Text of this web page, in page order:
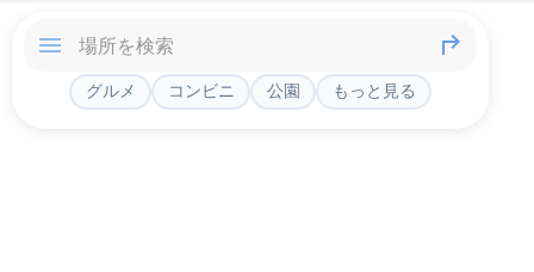
グルメ コンビニ 公園 もっと見る